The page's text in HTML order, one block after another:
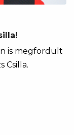
is megfordult
Csilla.